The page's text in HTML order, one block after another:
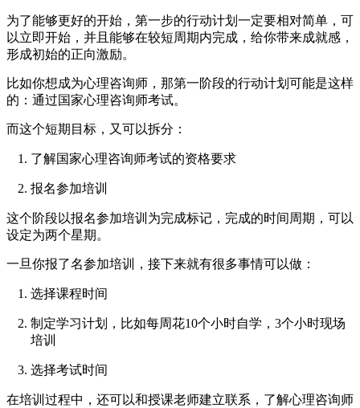
为了能够更好的开始，第一步的行动计划一定要相对简单，可
以立即开始，并且能够在较短周期内完成，给你带来成就感，
形成初始的正向激励。
比如你想成为心理咨询师，那第一阶段的行动计划可能是这样
的：通过国家心理咨询师考试。
而这个短期目标，又可以拆分：
了解国家心理咨询师考试的资格要求
报名参加培训
这个阶段以报名参加培训为完成标记，完成的时间周期，可以
设定为两个星期。
一旦你报了名参加培训，接下来就有很多事情可以做：
选择课程时间
制定学习计划，比如每周花10个小时自学，3个小时现场
培训
选择考试时间
在培训过程中，还可以和授课老师建立联系，了解心理咨询师